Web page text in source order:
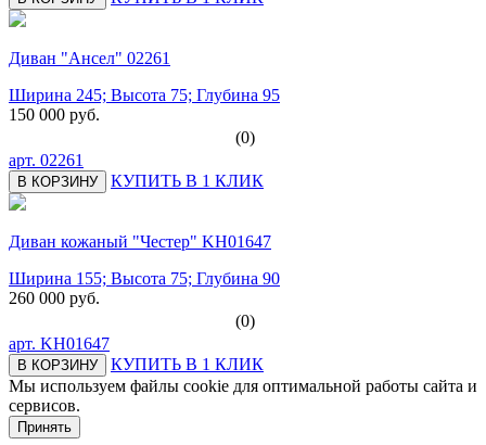
Диван "Ансел" 02261
Ширина 245; Высота 75; Глубина 95
150 000 руб.
(0)
арт. 02261
В КОРЗИНУ КУПИТЬ В 1 КЛИК
Диван кожаный "Честер" KH01647
Ширина 155; Высота 75; Глубина 90
260 000 руб.
(0)
арт. KH01647
В КОРЗИНУ
КУПИТЬ В 1 КЛИК
Мы используем файлы cookie для оптимальной работы сайта и
сервисов.
Принять